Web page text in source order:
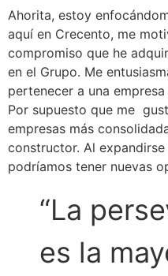
Ahorita, estoy
aquí en Crecento, me
compromiso que he
en el Grupo. Me
pertenecer a una
Por supuesto que me
empresas más
constructor. Al
podríamos tener nuevas
“La
es la